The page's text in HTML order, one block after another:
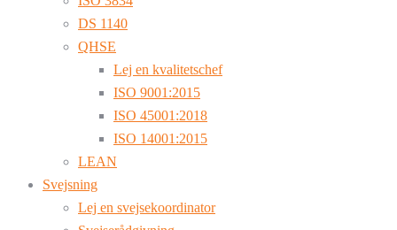
DS 1140
QHSE
Lej en kvalitetschef
ISO 9001:2015
ISO 45001:2018
ISO 14001:2015
LEAN
Svejsning
Lej en svejsekoordinator